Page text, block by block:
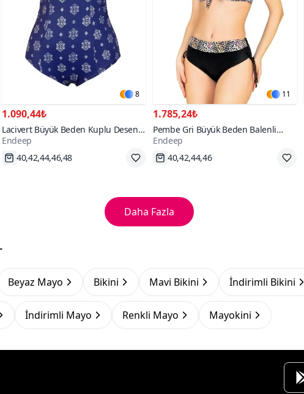
8
1.090,44₺
Lacivert Büyük Beden Kuplu Desenli
Toparlayıcı Mayo
Endeep
Hızlı Kargo
11
1.785,24₺
Pembe Gri Büyük Beden Balenli
Destekli Renkli Leopar Desenli Bikini
Takım
Endeep
Hızlı Kargo
Daha Fazla
Beyaz Mayo Bikini Mavi Bikini İndirimli Bikini
İndirimli Mayo Renkli Mayo Mayokini